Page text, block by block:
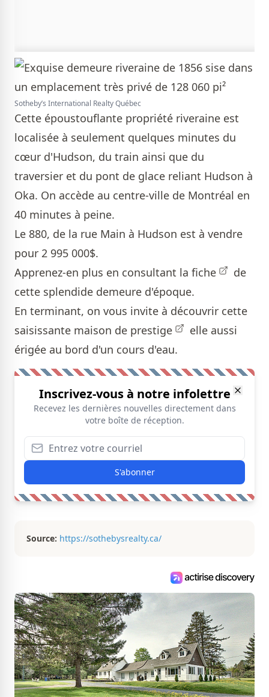
Sotheby’s International Realty Québec
Cette époustouflante propriété riveraine est
localisée à seulement quelques minutes du
cœur d'Hudson, du train ainsi que du
traversier et du pont de glace reliant Hudson à
Oka. On accède au centre-ville de Montréal en
40 minutes à peine.
Le 880, de la rue Main à Hudson est à vendre
pour 2 995 000$.
Apprenez-en plus en consultant la fiche
de
cette splendide demeure d'époque.
En terminant, on vous invite à découvrir cette
saisissante maison de prestige
elle aussi
érigée au bord d'un cours d'eau.
Inscrivez-vous à notre infolettre
Recevez les dernières nouvelles directement dans
votre boîte de réception.
S'abonner
Source: https://sothebysrealty.ca/